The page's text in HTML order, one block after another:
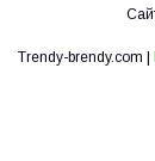
Trendy-brendy.com |